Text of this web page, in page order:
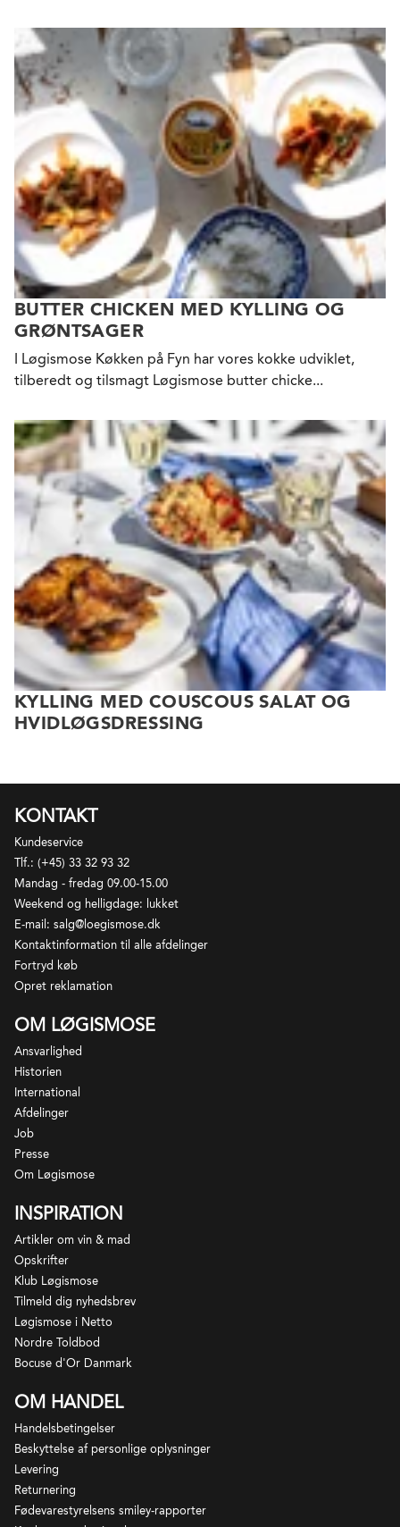
BUTTER CHICKEN MED KYLLING OG
GRØNTSAGER
I Løgismose Køkken på Fyn har vores kokke udviklet,
tilberedt og tilsmagt Løgismose butter chicke...
KYLLING MED COUSCOUS SALAT OG
HVIDLØGSDRESSING
KONTAKT
Kundeservice
Tlf.: (+45) 33 32 93 32
Mandag - fredag 09.00-15.00
Weekend og helligdage: lukket
E-mail: salg@loegismose.dk
Kontaktinformation til alle afdelinger
Fortryd køb
Opret reklamation
OM LØGISMOSE
Ansvarlighed
Historien
International
Afdelinger
Job
Presse
Om Løgismose
INSPIRATION
Artikler om vin & mad
Opskrifter
Klub Løgismose
Tilmeld dig nyhedsbrev
Løgismose i Netto
Nordre Toldbod
Bocuse d'Or Danmark
OM HANDEL
Handelsbetingelser
Beskyttelse af personlige oplysninger
Levering
Returnering
Fødevarestyrelsens smiley-rapporter